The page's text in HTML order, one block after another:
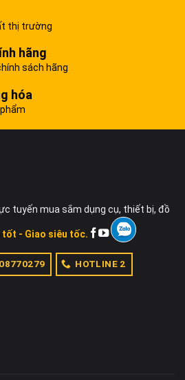
thị trường
hãng
sách hãng
hóa
tuyến mua sắm dụng cụ, thiết bị, đồ
tốt - Giao siêu tốc.
HOTLINE 2